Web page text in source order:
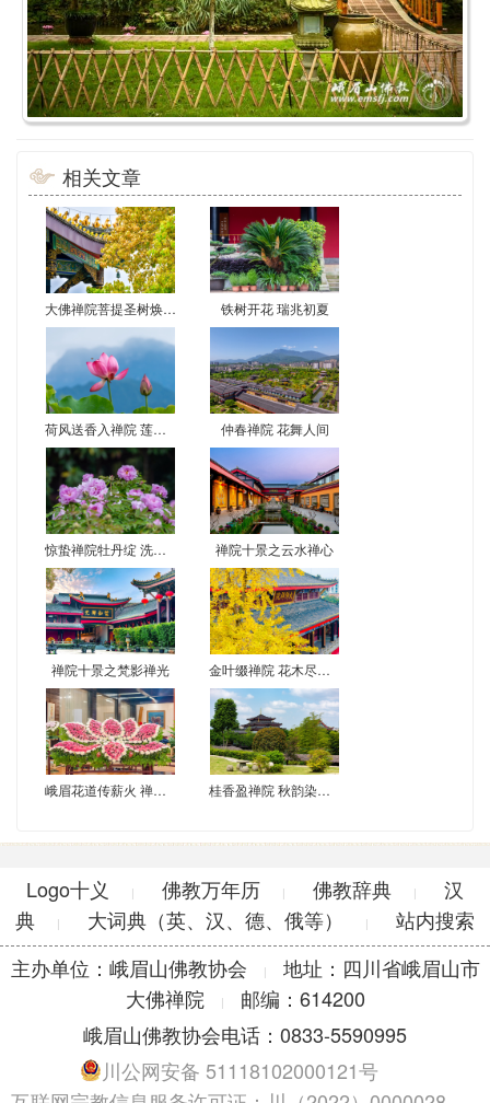
相关文章
大佛禅院菩提圣树焕新彩 尼泊尔移栽二十载现金叶奇观 铁树开花 瑞兆初夏
荷风送香入禅院 莲花初绽映佛光 仲春禅院 花舞人间
惊蛰禅院牡丹绽 洗心赏景正当时 禅院十景之云水禅心
禅院十景之梵影禅光 金叶缀禅院 花木尽梵音
峨眉花道传薪火 禅心供花映古韵 桂香盈禅院 秋韵染峨眉
Logo十义 | 佛教万年历 | 佛教辞典 |
汉
典
| 大词典（英、汉、德、俄等） |
站内搜索
主办单位：峨眉山佛教协会
|
地址：四川省峨眉山市
大佛禅院
|
邮编：614200
峨眉山佛教协会电话：0833-5590995
川公网安备 51118102000121号